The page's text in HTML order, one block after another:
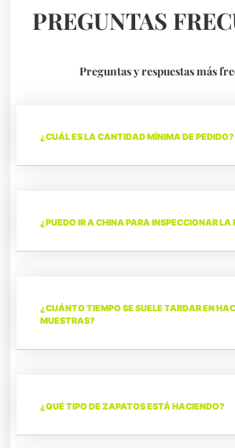
PREGUNTAS
Preguntas y respuestas más
¿CUÁL ES LA CANTIDAD MÍNIMA DE PEDIDO?
¿PUEDO IR A CHINA PARA INSPECCIONAR LA
¿CUÁNTO TIEMPO SE SUELE TARDAR EN
MUESTRAS?
¿QUÉ TIPO DE ZAPATOS ESTÁ HACIENDO?